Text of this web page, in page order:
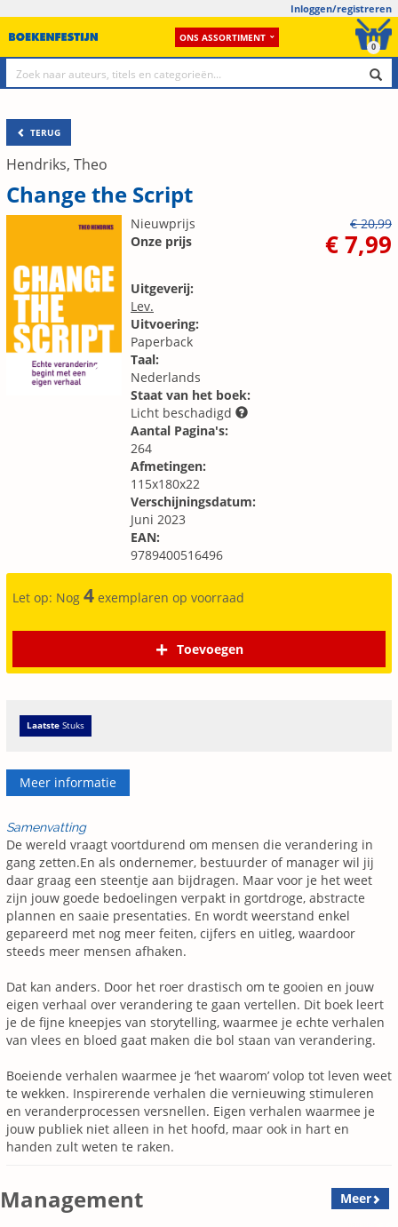
Inloggen/registreren
ONS ASSORTIMENT
0
TERUG
Hendriks, Theo
Change the Script
Nieuwprijs
€ 20,99
Onze prijs
€ 7,99
Uitgeverij:
Lev.
Uitvoering:
Paperback
Taal:
Nederlands
Staat van het boek:
Licht beschadigd
Aantal Pagina's:
264
Afmetingen:
115x180x22
Verschijningsdatum:
Juni 2023
EAN:
9789400516496
Let op: Nog 4 exemplaren op voorraad
Toevoegen
Laatste Stuks
Meer informatie
Samenvatting
De wereld vraagt voortdurend om mensen die verandering in
gang zetten.En als ondernemer, bestuurder of manager wil jij
daar graag een steentje aan bijdragen. Maar voor je het weet
zijn jouw goede bedoelingen verpakt in gortdroge, abstracte
plannen en saaie presentaties. En wordt weerstand enkel
gepareerd met nog meer feiten, cijfers en uitleg, waardoor
steeds meer mensen afhaken.
Dat kan anders. Door het roer drastisch om te gooien en jouw
eigen verhaal over verandering te gaan vertellen. Dit boek leert
je de fijne kneepjes van storytelling, waarmee je echte verhalen
van vlees en bloed gaat maken die bol staan van verandering.
Boeiende verhalen waarmee je ‘het waarom’ volop tot leven weet
te wekken. Inspirerende verhalen die vernieuwing stimuleren
en veranderprocessen versnellen. Eigen verhalen waarmee je
jouw publiek niet alleen in het hoofd, maar ook in hart en
handen zult weten te raken.
Management Meer